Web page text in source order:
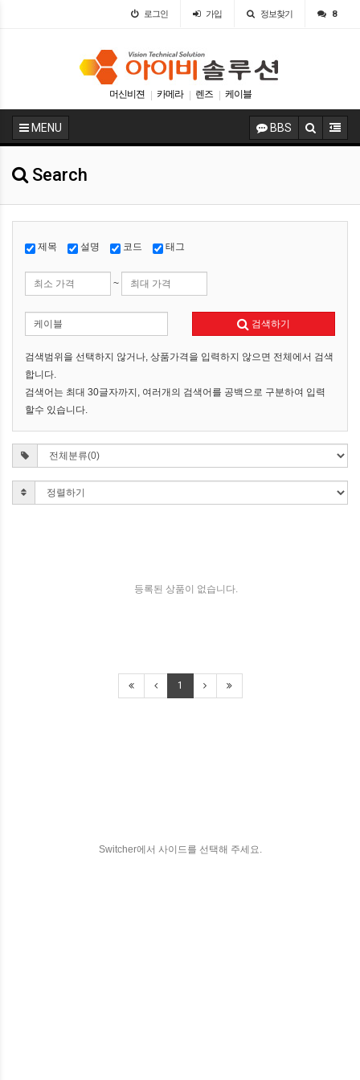
로그인 가입 정보찾기 8
머신비젼 | 카메라 | 렌즈 | 케이블
MENU BBS
Search
제목 설명 코드 태그
~
검색하기
검색범위을 선택하지 않거나, 상품가격을 입력하지 않으면 전체에서 검색
합니다.
검색어는 최대 30글자까지, 여러개의 검색어를 공백으로 구분하여 입력
할수 있습니다.
등록된 상품이 없습니다.
1
Switcher에서 사이드를 선택해 주세요.